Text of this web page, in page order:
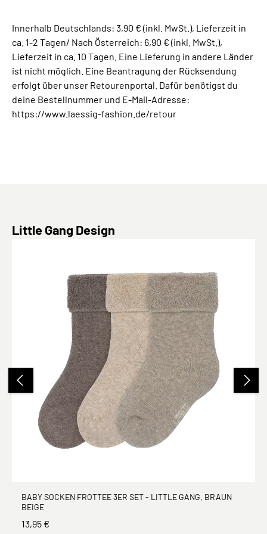
Innerhalb Deutschlands: 3,90 € (inkl. MwSt.), Lieferzeit in
ca. 1-2 Tagen/ Nach Österreich: 6,90 € (inkl. MwSt.),
Lieferzeit in ca. 10 Tagen. Eine Lieferung in andere Länder
ist nicht möglich. Eine Beantragung der Rücksendung
erfolgt über unser Retourenportal. Dafür benötigst du
deine Bestellnummer und E-Mail-Adresse:
https://www.laessig-fashion.de/retour
Produktgalerie überspringen
Little Gang Design
BABY SOCKEN FROTTEE 3ER SET - LITTLE GANG, BRAUN
BEIGE
13,95 €